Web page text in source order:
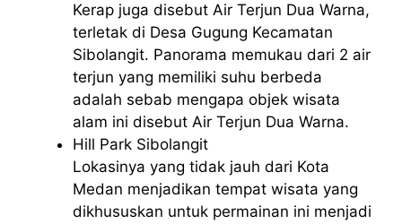
Kerap juga disebut Air Terjun Dua Warna,
terletak di Desa Gugung Kecamatan
Sibolangit. Panorama memukau dari 2 air
terjun yang memiliki suhu berbeda
adalah sebab mengapa objek wisata
alam ini disebut Air Terjun Dua Warna.
Hill Park Sibolangit
Lokasinya yang tidak jauh dari Kota
Medan menjadikan tempat wisata yang
dikhususkan untuk permainan ini menjadi